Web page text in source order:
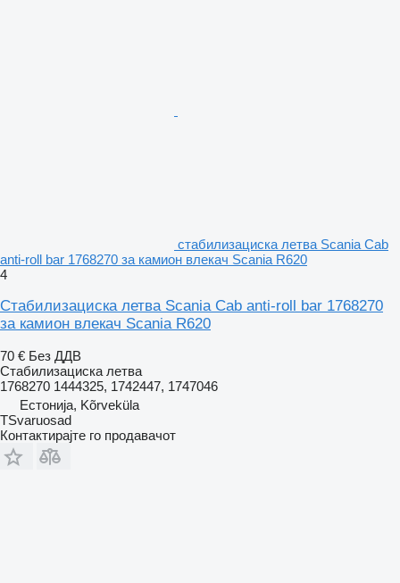
стабилизациска летва Scania Cab
anti-roll bar 1768270 за камион влекач Scania R620
4
Стабилизациска летва Scania Cab anti-roll bar 1768270
за камион влекач Scania R620
70 € Без ДДВ
Стабилизациска летва
1768270 1444325, 1742447, 1747046
Естонија, Kõrveküla
TSvaruosad
Контактирајте го продавачот